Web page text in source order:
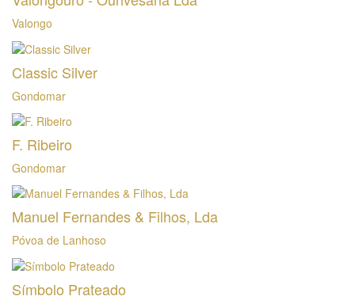
Valongo
Classic Silver
Gondomar
F. Ribeiro
Gondomar
Manuel Fernandes & Filhos, Lda
Póvoa de Lanhoso
Símbolo Prateado